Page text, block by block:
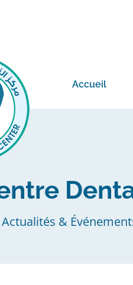
Accueil
Actualités &